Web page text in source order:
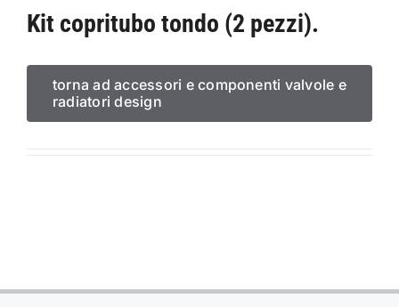
Kit copritubo tondo (2 pezzi).
torna ad accessori e componenti valvole e
radiatori design